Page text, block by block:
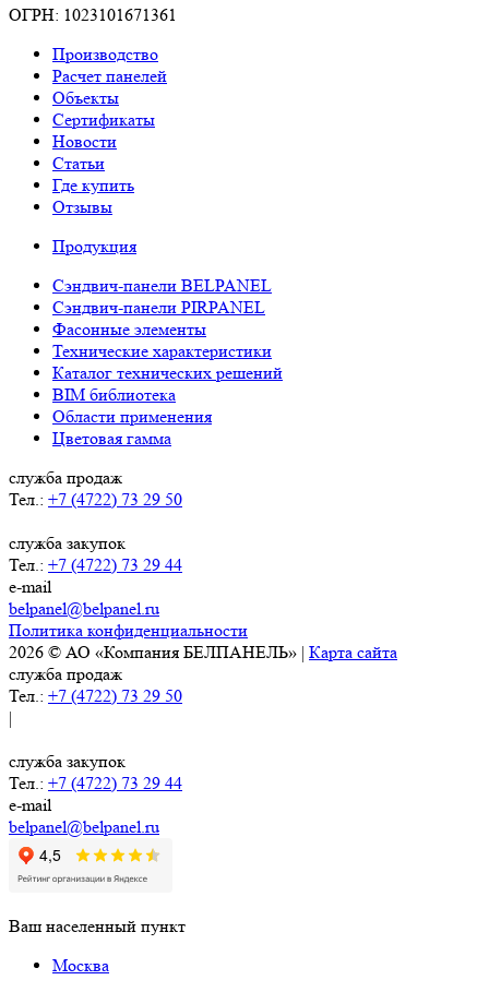
ОГРН: 1023101671361
Производство
Расчет панелей
Объекты
Сертификаты
Новости
Статьи
Где купить
Отзывы
Продукция
Сэндвич-панели BELPANEL
Сэндвич-панели PIRPANEL
Фасонные элементы
Технические характеристики
Каталог технических решений
BIM библиотека
Области применения
Цветовая гамма
служба продаж
Тел.: +7 (4722) 73 29 50
служба закупок
Тел.: +7 (4722) 73 29 44
e-mail
belpanel@belpanel.ru
Политика конфиденциальности
2026 © АО «Компания БЕЛПАНЕЛЬ» | Карта сайта
служба продаж
Тел.: +7 (4722) 73 29 50
|
служба закупок
Тел.: +7 (4722) 73 29 44
e-mail
belpanel@belpanel.ru
Ваш населенный пункт
Москва